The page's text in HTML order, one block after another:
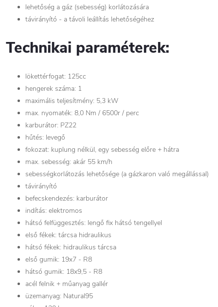
lehetőség a gáz (sebesség) korlátozására
távirányító - a távoli leállítás lehetőségéhez
Technikai paraméterek:
lökettérfogat: 125cc
hengerek száma: 1
maximális teljesítmény: 5,3 kW
max. nyomaték: 8,0 Nm / 6500r / perc
karburátor: PZ22
hűtés: levegő
fokozat: kuplung nélkül, egy sebesség előre + hátra
max. sebesség: akár 55 km/h
sebességkorlátozás lehetősége (a gázkaron való megállással)
távirányító
befecskendezés: karburátor
indítás: elektromos
hátsó felfüggesztés: lengő fix hátsó tengellyel
első fékek: tárcsa hidraulikus
hátsó fékek: hidraulikus tárcsa
első gumik: 19x7 - R8
hátsó gumik: 18x9,5 - R8
acél felnik + műanyag gallér
üzemanyag: Natural95